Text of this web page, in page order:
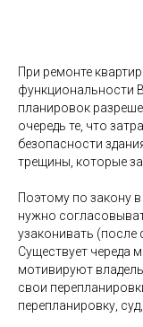
При ремонте
функциональности
планировок
очередь те, что
безопасности
трещины, которые
Поэтому по закону
нужно
узаконивать (после
Существует череда
мотивируют
свои
перепланировку,